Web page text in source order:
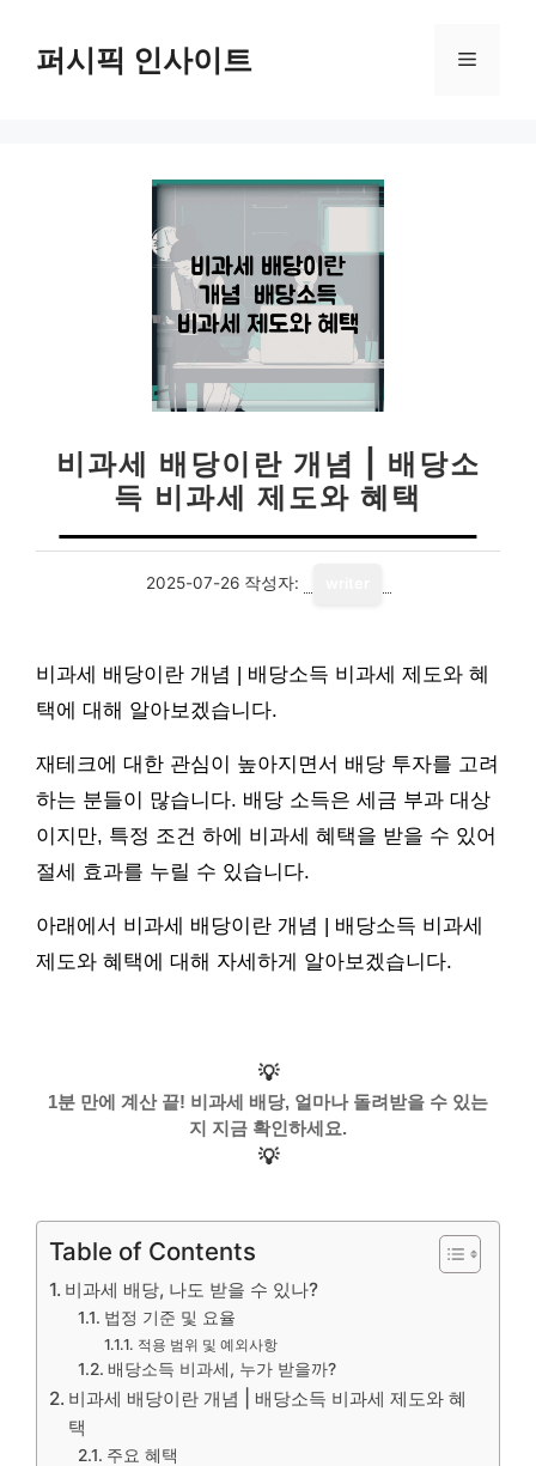
퍼시픽 인사이트 메
비과세 배당이란 개념 | 배당소
득 비과세 제도와 혜택
2025-07-26 작성자:
비과세 배당이란 개념 | 배당소득 비과세 제도와 혜
택에 대해 알아보겠습니다.
재테크에 대한 관심이 높아지면서 배당 투자를 고려
하는 분들이 많습니다. 배당 소득은 세금 부과 대상
이지만, 특정 조건 하에 비과세 혜택을 받을 수 있어
절세 효과를 누릴 수 있습니다.
아래에서 비과세 배당이란 개념 | 배당소득 비과세
제도와 혜택에 대해 자세하게 알아보겠습니다.
💡
1분 만에 계산 끝! 비과세 배당, 얼마나 돌려받을 수 있는
지 지금 확인하세요.
💡
Table of Contents
비과세 배당, 나도 받을 수 있나?
법정 기준 및 요율
적용 범위 및 예외사항
배당소득 비과세, 누가 받을까?
비과세 배당이란 개념 | 배당소득 비과세 제도와 혜
택
주요 혜택